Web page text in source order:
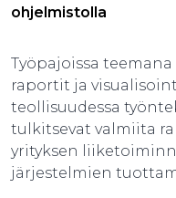
ohjelmistolla
Työpajoissa
raportit ja
teollisuudessa
tulkitsevat valmiita
yrityksen
järjestelmien